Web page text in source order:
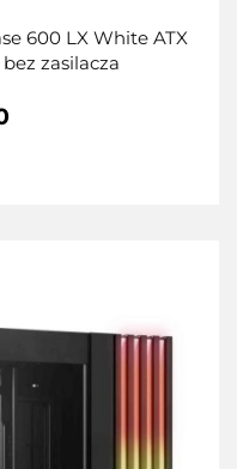
600 LX White ATX
zasilacza